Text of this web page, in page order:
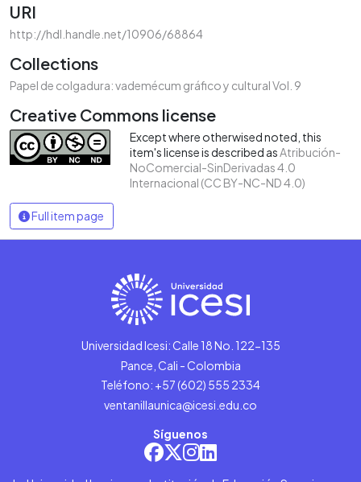
URI
http://hdl.handle.net/10906/68864
Collections
Papel de colgadura: vademécum gráfico y cultural Vol. 9
Creative Commons license
Except where otherwised noted, this
item's license is described asAtribución-
NoComercial-SinDerivadas 4.0
Internacional (CC BY-NC-ND 4.0)
Full item page
Universidad Icesi: Calle 18 No. 122-135
Pance, Cali - Colombia
Teléfono: +57 (602) 555 2334
ventanillaunica@icesi.edu.co
Síguenos